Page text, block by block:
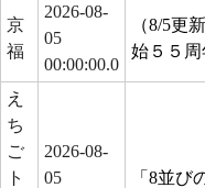
京
福
2026-08-
05
00:00:00.0
（8/5更
始５５
え
ち
ご
ト
2026-08-
05
「8並